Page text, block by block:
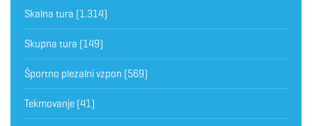
Skalna tura (1.314)
Skupna tura (149)
Športno plezalni vzpon (569)
Tekmovanje (41)